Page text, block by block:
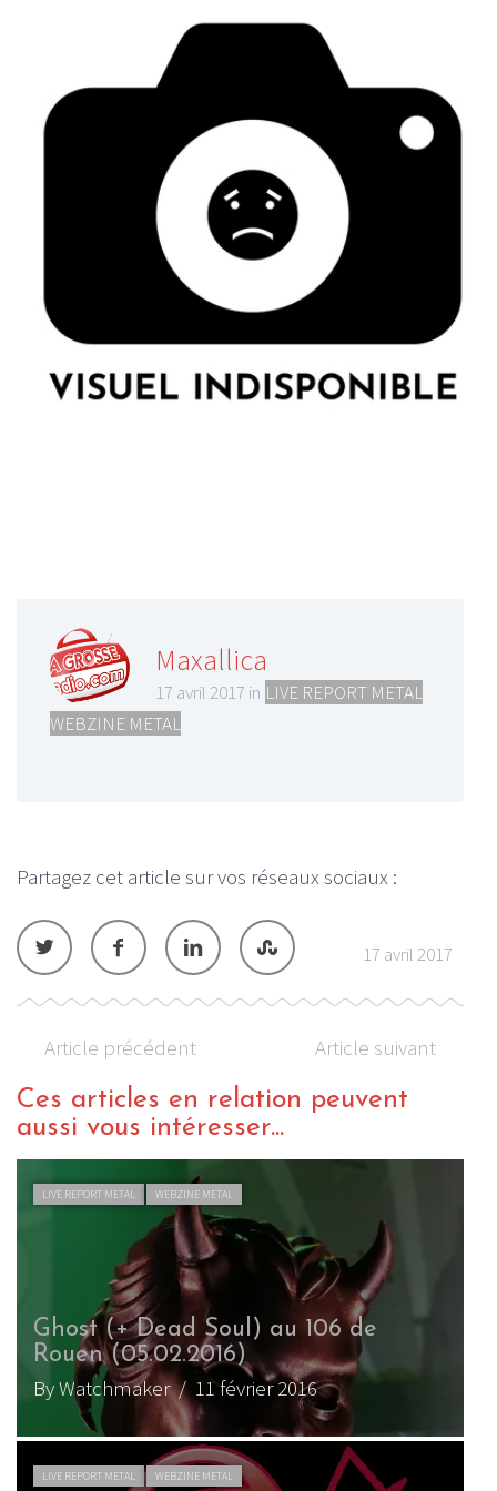
Maxallica
17 avril 2017 in LIVE REPORT METAL
WEBZINE METAL
Partagez cet article sur vos réseaux sociaux :
17 avril 2017
Article précédent Article suivant
Ces articles en relation peuvent
aussi vous intéresser...
LIVE REPORT METAL WEBZINE METAL
Ghost (+ Dead Soul) au 106 de
Rouen (05.02.2016)
By Watchmaker/ 11 février 2016
LIVE REPORT METAL WEBZINE METAL